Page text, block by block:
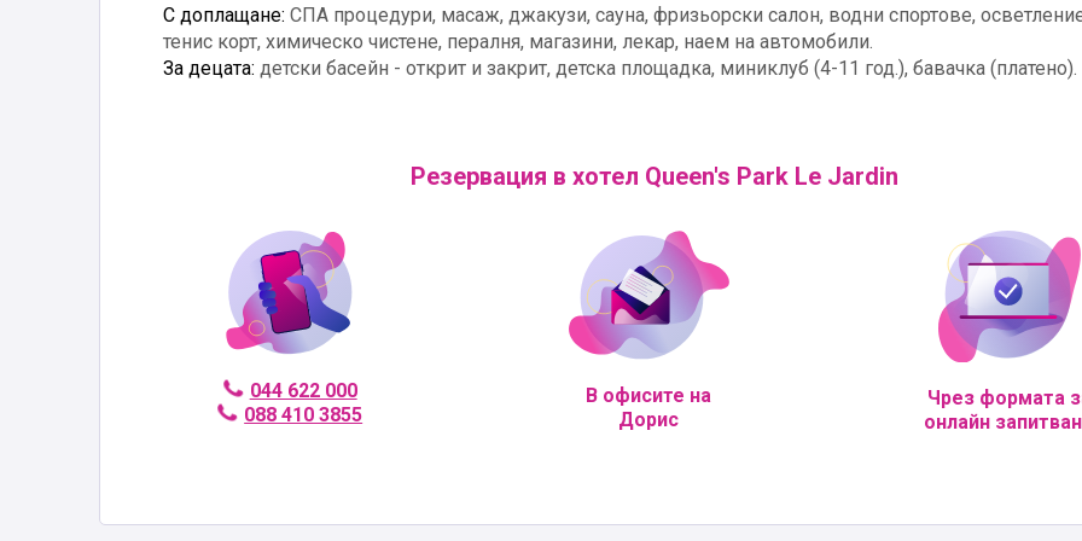
С доплащане: СПА процедури, масаж, джакузи, сауна, фризьорски салон, водни спортове,
тенис корт, химическо чистене, пералня, магазини, лекар, наем на автомобили.
За децата: детски басейн - открит и закрит, детска площадка, миниклуб (4-11 год.), бавачка (платено).
Резервация в хотел Queen's Park Le Jardin
044 622 000
088 410 3855
В офисите на
Дорис
Чрез формата
онлайн